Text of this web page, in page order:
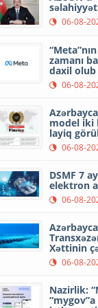
06-08-
zamanı
daxil olub
06-08-
model iki
layiq
06-08-
DSMF 7
elektron
06-08-
Xəttinin
06-08-
Nazirlik: